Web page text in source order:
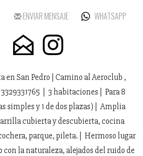
ENVIAR MENSAJE WHATSAPP
en San Pedro | Camino al Aeroclub ,
| 3 habitaciones | Para 8
simples y 1 de dos plazas) | Amplia
cubierta y descubierta, cocina
parque, pileta. | Hermoso lugar
con la naturaleza, alejados del ruido de